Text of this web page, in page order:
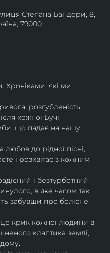
Степана Бандери, 8,
79000
Хроніками, які ми
розгубленість,
кожної Бучі,
що падає на нашу
до рідної пісні,
і розквітає з кожним
і безтурботний
в яке часом так
забувши про болісне
це крик кожної людини в
клаптика землі,